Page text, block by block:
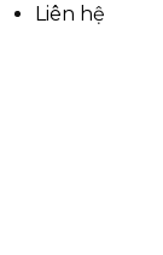
Liên hệ